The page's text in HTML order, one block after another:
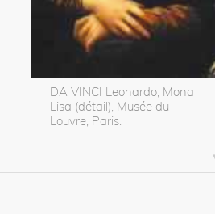
DA VINCI Leonardo, Mona
Lisa (détail), Musée du
Louvre, Paris.